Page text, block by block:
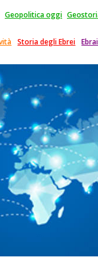
Geopolitica oggi
Storia degli Ebrei